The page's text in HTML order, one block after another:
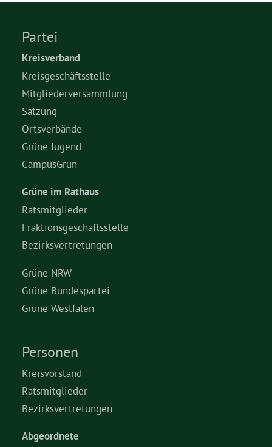
Partei
Kreisverband
Kreisgeschäftsstelle
Mitgliederversammlung
Satzung
Ortsverbände
Grüne Jugend
CampusGrün
Grüne im Rathaus
Ratsmitglieder
Fraktionsgeschäftsstelle
Bezirksvertretungen
Grüne NRW
Grüne Bundespartei
Grüne Westfalen
Personen
Kreisvorstand
Ratsmitglieder
Bezirksvertretungen
Abgeordnete